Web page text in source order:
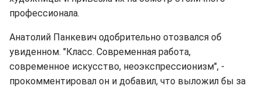
профессионала.
Анатолий Панкевич одобрительно отозвался об
увиденном. "Класс. Современная работа,
современное искусство, неоэкспрессионизм", -
прокомментировал он и добавил, что выложил бы за